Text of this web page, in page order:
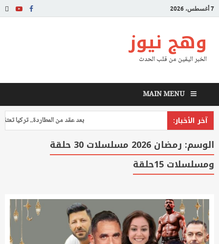
7 أغسطس، 2026
وهج نيوز
الخبر اليقين من قلب الحدث
MAIN MENU
آخر الأخبار: بعد عقد من المطاردة.. تركيا تعتقل
الوسم:
رمضان 2026 مسلسلات 30 حلقة
ومسلسلات 15حلقة